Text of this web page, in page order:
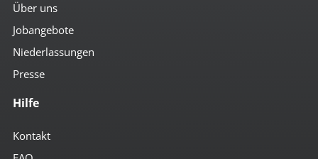
Über uns
Jobangebote
Niederlassungen
Presse
Hilfe
Kontakt